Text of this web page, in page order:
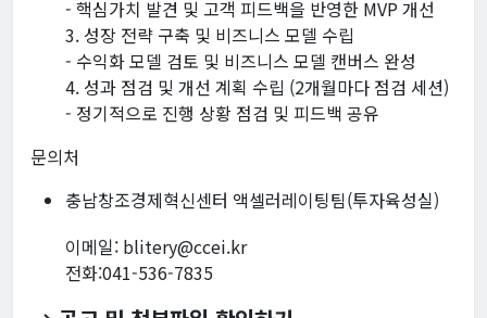
- 핵심가치 발견 및 고객 피드백을 반영한 MVP 개선
3. 성장 전략 구축 및 비즈니스 모델 수립
- 수익화 모델 검토 및 비즈니스 모델 캔버스 완성
4. 성과 점검 및 개선 계획 수립 (2개월마다 점검 세션)
- 정기적으로 진행 상황 점검 및 피드백 공유
문의처
충남창조경제혁신센터 액셀러레이팅팀(투자육성실)
이메일: blitery@ccei.kr
전화:041-536-7835